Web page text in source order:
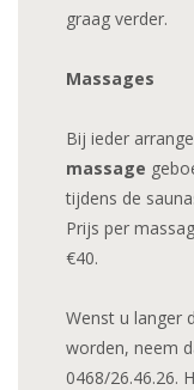
graag verder.
Massages
Bij ieder
massage
tijdens de
Prijs per
€40.
Wenst u langer
worden, neem
0468/26.46.26.